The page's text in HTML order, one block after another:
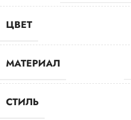
ЦВЕТ
МАТЕРИАЛ
СТИЛЬ